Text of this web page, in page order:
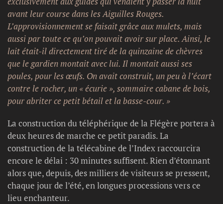
avant leur course dans les Aiguilles Rouges.
L’approvisionnement se faisait grâce aux mulets, mais
aussi par toute ce qu’on pouvait avoir sur place. Ainsi, le
lait était-il directement tiré de la quinzaine de chèvres
que le gardien montait avec lui. Il montait aussi ses
poules, pour les œufs. On avait construit, un peu à l’écart
contre le rocher, un « écurie », sommaire cabane de bois,
pour abriter ce petit bétail et la basse-cour. »
La construction du téléphérique de la Flégère portera à
deux heures de marche ce petit paradis. La
construction de la télécabine de l’Index raccourcira
encore le délai : 30 minutes suffisent. Rien d’étonnant
alors que, depuis, des milliers de visiteurs se pressent,
chaque jour de l’été, en longues processions vers ce
lieu enchanteur.